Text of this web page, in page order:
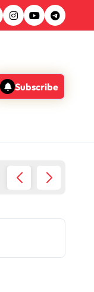
Subscribe
Activatieproces